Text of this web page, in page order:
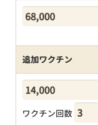
追加ワクチン
ワクチン回数